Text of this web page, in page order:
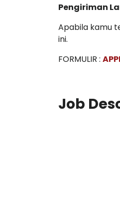
Pengiriman
Apabila kamu
ini.
FORMULIR :
Job